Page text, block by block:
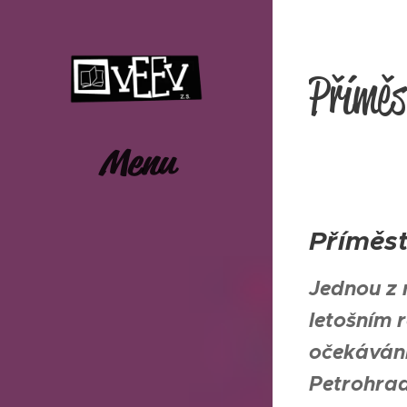
Menu
Jednou
letošním